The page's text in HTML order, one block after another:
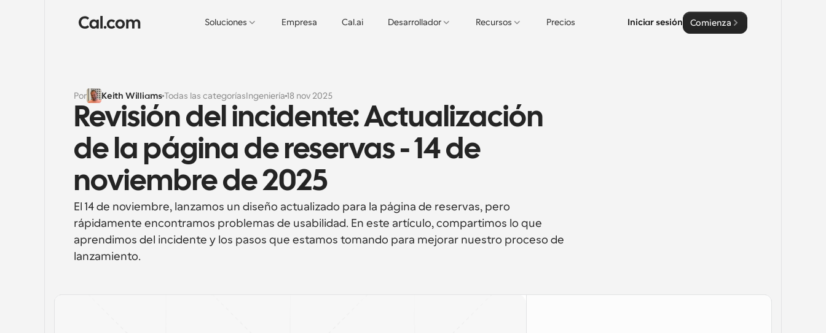
Soluciones Empresa Cal.ai Desarrollador Recursos Precios Iniciar sesión Comienza
Por Keith WilliamsTodas las categoríasIngeniería18 nov 2025
Revisión del incidente: Actualización
de la página de reservas - 14 de
noviembre de 2025
El 14 de noviembre, lanzamos un diseño actualizado para la página de reservas, pero
rápidamente encontramos problemas de usabilidad. En este artículo, compartimos lo que
aprendimos del incidente y los pasos que estamos tomando para mejorar nuestro proceso de
lanzamiento.